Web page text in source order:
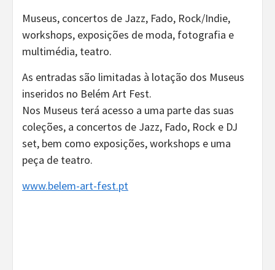
Museus, concertos de Jazz, Fado, Rock/Indie,
workshops, exposições de moda, fotografia e
multimédia, teatro.
As entradas são limitadas à lotação dos Museus
inseridos no Belém Art Fest.
Nos Museus terá acesso a uma parte das suas
coleções, a concertos de Jazz, Fado, Rock e DJ
set, bem como exposições, workshops e uma
peça de teatro.
www.belem-art-fest.pt